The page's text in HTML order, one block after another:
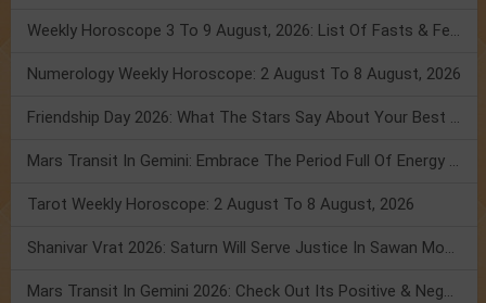
Weekly Horoscope 3 To 9 August, 2026: List Of Fasts & Festivals
Numerology Weekly Horoscope: 2 August To 8 August, 2026
Friendship Day 2026: What The Stars Say About Your Best Friend!
Mars Transit In Gemini: Embrace The Period Full Of Energy & Intelligence
Tarot Weekly Horoscope: 2 August To 8 August, 2026
Shanivar Vrat 2026: Saturn Will Serve Justice In Sawan Month!
Mars Transit In Gemini 2026: Check Out Its Positive & Negative Impact